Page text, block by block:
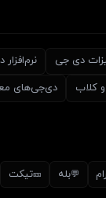
دی جی
کلاب دی‌جی‌های
💬بله 🎫تیکت